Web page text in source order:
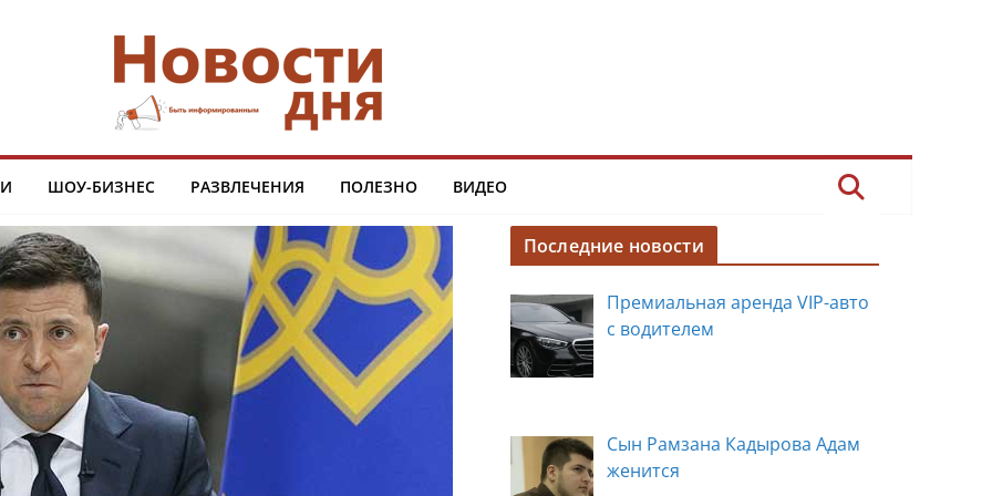
ШОУ-БИЗНЕС РАЗВЛЕЧЕНИЯ ПОЛЕЗНО ВИДЕО
Последние новости
Премиальная аренда VIP-авто
с водителем
Сын Рамзана Кадырова Адам
женится